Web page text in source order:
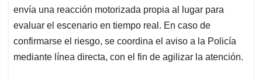
envía una reacción motorizada propia al lugar para
evaluar el escenario en tiempo real. En caso de
confirmarse el riesgo, se coordina el aviso a la Policía
mediante línea directa, con el fin de agilizar la atención.